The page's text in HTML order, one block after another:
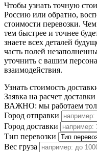
Чтобы узнать точную
Россию или обратно,
стоимости перевозки.
тем быстрее и точнее
знаете всех деталей
часть полей
уточнить с вашим
взаимодействия.
Узнать стоимость
Заявка на расчет доставки
ВАЖНО: мы работаем
Город отправки
Город доставки
Тип перевозки
Вес груза